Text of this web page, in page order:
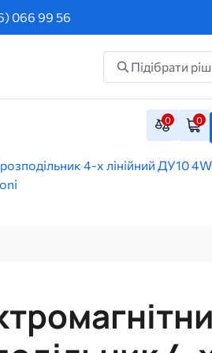
066 99 56
0 0
4-х лінійний ДУ10